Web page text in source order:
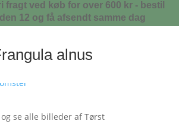
fragt ved køb for over 600 kr - bestil
12 og få afsendt samme dag
alnus
se alle billeder af Tørst